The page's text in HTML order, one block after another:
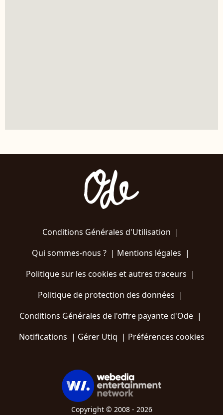
Conditions Générales d'Utilisation |
Qui sommes-nous ?| Mentions légales |
Politique sur les cookies et autres traceurs |
Politique de protection des données |
Conditions Générales de l'offre payante d'Ode |
Notifications | Gérer Utiq | Préférences cookies
Copyright © 2008 - 2026